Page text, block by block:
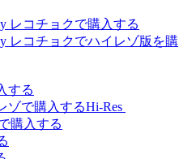
Hi-Res